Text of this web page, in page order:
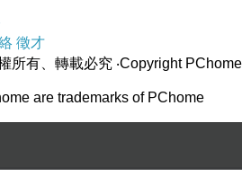
徵才
所有、轉載必究 ‧Copyright PChome
are trademarks of PChome